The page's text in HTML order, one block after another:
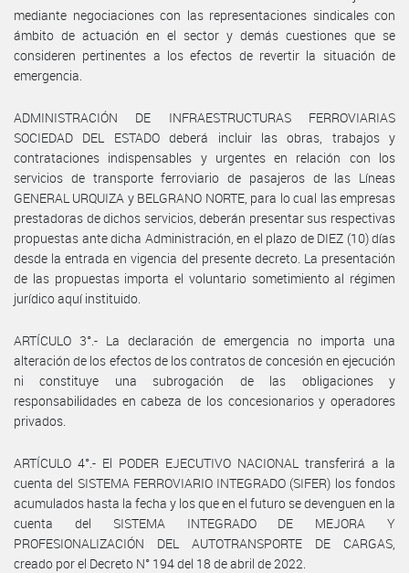
mediante negociaciones con las representaciones sindicales con
ámbito de actuación en el sector y demás cuestiones que se
consideren pertinentes a los efectos de revertir la situación de
emergencia.
ADMINISTRACIÓN DE INFRAESTRUCTURAS FERROVIARIAS
SOCIEDAD DEL ESTADO deberá incluir las obras, trabajos y
contrataciones indispensables y urgentes en relación con los
servicios de transporte ferroviario de pasajeros de las Líneas
GENERAL URQUIZA y BELGRANO NORTE, para lo cual las empresas
prestadoras de dichos servicios, deberán presentar sus respectivas
propuestas ante dicha Administración, en el plazo de DIEZ (10) días
desde la entrada en vigencia del presente decreto. La presentación
de las propuestas importa el voluntario sometimiento al régimen
jurídico aquí instituido.
ARTÍCULO 3°.- La declaración de emergencia no importa una
alteración de los efectos de los contratos de concesión en ejecución
ni constituye una subrogación de las obligaciones y
responsabilidades en cabeza de los concesionarios y operadores
privados.
ARTÍCULO 4°.- El PODER EJECUTIVO NACIONAL transferirá a la
cuenta del SISTEMA FERROVIARIO INTEGRADO (SIFER) los fondos
acumulados hasta la fecha y los que en el futuro se devenguen en la
cuenta del SISTEMA INTEGRADO DE MEJORA Y
PROFESIONALIZACIÓN DEL AUTOTRANSPORTE DE CARGAS,
creado por el Decreto N° 194 del 18 de abril de 2022.